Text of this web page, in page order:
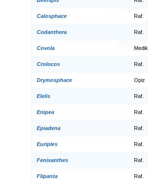
Calosphace Raf.
Codanthera Raf.
Covola Medik.
Crolocos Raf.
Drymosphace Opiz
Elelis Raf.
Enipea Raf.
Epiadena Raf.
Euriples Raf.
Fenixanthes Raf.
Flipanta Raf.